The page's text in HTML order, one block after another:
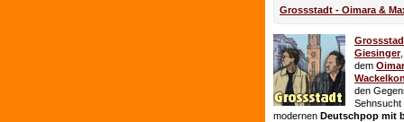
Grossstadt - Oimara &
Giesinger
dem
den
Sehnsucht
modernen Deutschpop mit